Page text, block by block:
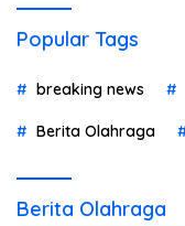
Popular Tags
breaking news
Berita Olahraga
Berita Olahraga